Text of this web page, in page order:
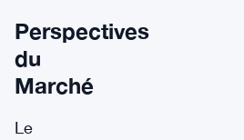
Perspectives
du
Marché
Le